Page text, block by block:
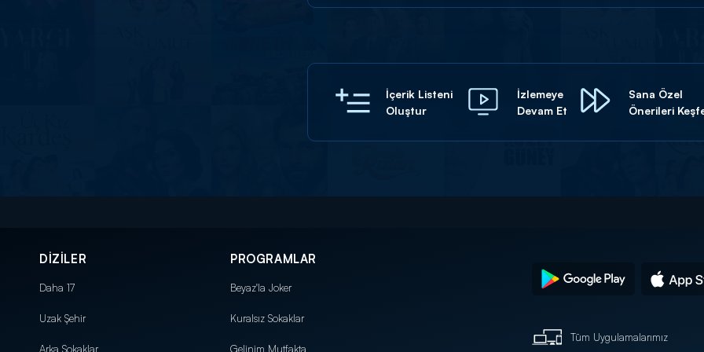
İçerik Listeni
Oluştur
İzlemeye
Devam Et
Sana Özel
Önerileri
DİZİLER
Daha 17
Uzak Şehir
Arka Sokaklar
PROGRAMLAR
Beyaz'la Joker
Kuralsız Sokaklar
Gelinim Mutfakta
Tüm Uygulamalarımız